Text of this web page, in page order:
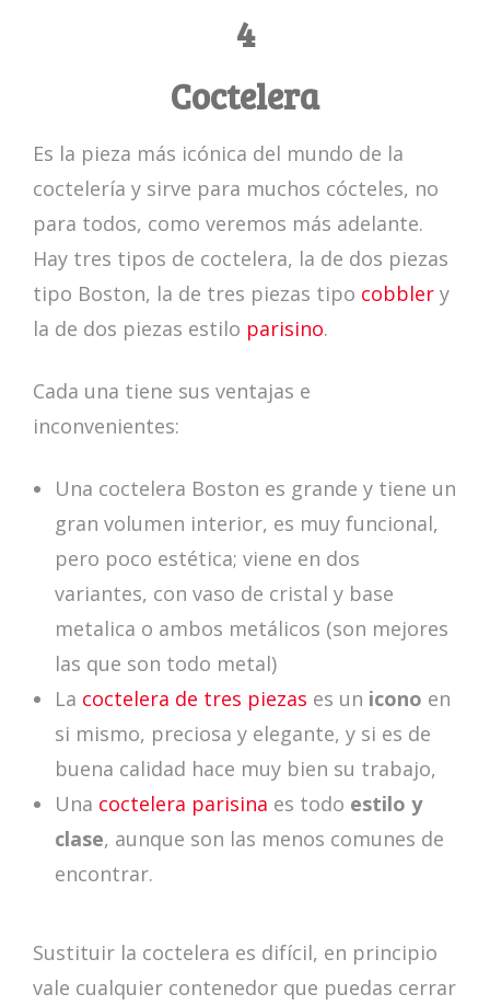
4
Coctelera
Es la pieza más icónica del mundo de la
coctelería y sirve para muchos cócteles, no
para todos, como veremos más adelante.
Hay tres tipos de coctelera, la de dos piezas
tipo Boston, la de tres piezas tipo cobbler y
la de dos piezas estilo parisino.
Cada una tiene sus ventajas e
inconvenientes:
Una coctelera Boston es grande y tiene un
gran volumen interior, es muy funcional,
pero poco estética; viene en dos
variantes, con vaso de cristal y base
metalica o ambos metálicos (son mejores
las que son todo metal)
La coctelera de tres piezas es un icono en
si mismo, preciosa y elegante, y si es de
buena calidad hace muy bien su trabajo,
Una coctelera parisina es todo estilo y
clase, aunque son las menos comunes de
encontrar.
Sustituir la coctelera es difícil, en principio
vale cualquier contenedor que puedas cerrar